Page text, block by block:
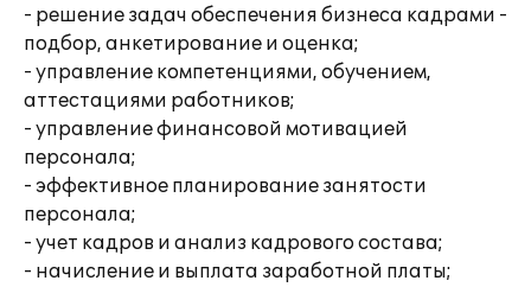
- решение задач обеспечения бизнеса кадрами -
подбор, анкетирование и оценка;
- управление компетенциями, обучением,
аттестациями работников;
- управление финансовой мотивацией
персонала;
- эффективное планирование занятости
персонала;
- учет кадров и анализ кадрового состава;
- начисление и выплата заработной платы;